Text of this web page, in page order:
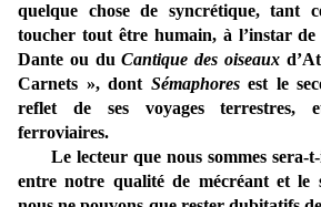
quelque chose de syncrétique, tant
toucher tout être humain, à l’instar de
Dante ou duCantique des oiseaux
Carnets », dont Sémaphoresest le
reflet de ses voyages terrestres,
ferroviaires.
Le lecteur que nous sommes sera-
entre notre qualité de mécréant et le